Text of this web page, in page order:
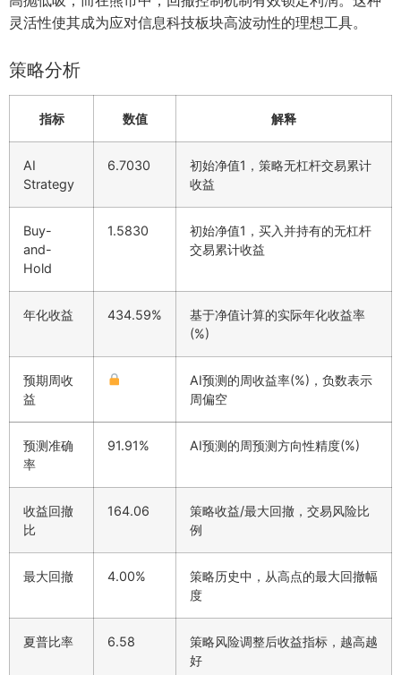
灵活性使其成为应对信息科技板块高波动性的理想工具。
策略分析
指标 数值 解释
AI
Strategy
6.7030
初始净值1，策略无杠杆交易累计
收益
Buy-
and-
Hold
1.5830
初始净值1，买入并持有的无杠杆
交易累计收益
年化收益 434.59%
基于净值计算的实际年化收益率
(%)
预期周收
益
AI预测的周收益率(%)，负数表示
周偏空
预测准确
率
91.91% AI预测的周预测方向性精度(%)
收益回撤
比
164.06
策略收益/最大回撤，交易风险比
例
最大回撤 4.00%
策略历史中，从高点的最大回撤幅
度
夏普比率 6.58
策略风险调整后收益指标，越高越
好